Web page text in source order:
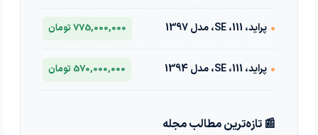
• پراید، 111، SE، مدل 1397 775,000,000 تومان
• پراید، 111، SE، مدل 1394 570,000,000 تومان
📰 تازه‌ترین مطالب مجله